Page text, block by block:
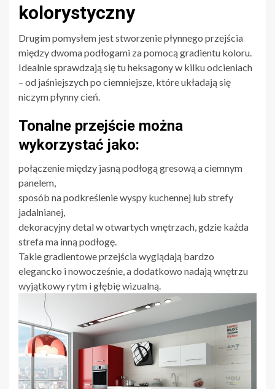
kolorystyczny
Drugim pomysłem jest stworzenie płynnego przejścia
między dwoma podłogami za pomocą gradientu koloru.
Idealnie sprawdzają się tu heksagony w kilku odcieniach
– od jaśniejszych po ciemniejsze, które układają się
niczym płynny cień.
Tonalne przejście można
wykorzystać jako:
połączenie między jasną podłogą gresową a ciemnym
panelem,
sposób na podkreślenie wyspy kuchennej lub strefy
jadalnianej,
dekoracyjny detal w otwartych wnętrzach, gdzie każda
strefa ma inną podłogę.
Takie gradientowe przejścia wyglądają bardzo
elegancko i nowocześnie, a dodatkowo nadają wnętrzu
wyjątkowy rytm i głębię wizualną.